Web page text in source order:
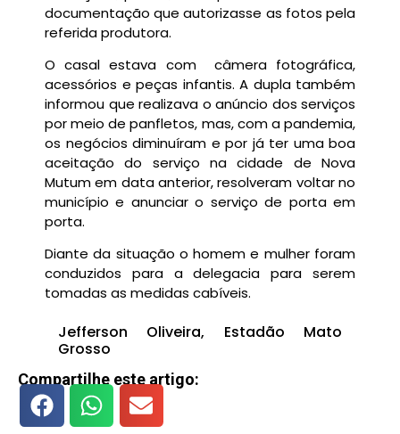
documentação que autorizasse as fotos pela
referida produtora.
O casal estava com câmera fotográfica,
acessórios e peças infantis. A dupla também
informou que realizava o anúncio dos serviços
por meio de panfletos, mas, com a pandemia,
os negócios diminuíram e por já ter uma boa
aceitação do serviço na cidade de Nova
Mutum em data anterior, resolveram voltar no
município e anunciar o serviço de porta em
porta.
Diante da situação o homem e mulher foram
conduzidos para a delegacia para serem
tomadas as medidas cabíveis.
Jefferson Oliveira, Estadão Mato
Grosso
Compartilhe este artigo: